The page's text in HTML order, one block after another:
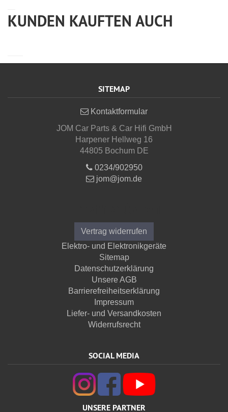
KUNDEN KAUFTEN AUCH
SITEMAP
Kontaktformular
JOM Car Parts & Car Hifi GmbH
Harpener Hellweg 16
44805 Bochum DE
0234/902950
jom@jom.de
Vertrag widerrufen
Elektro- und Elektronikgeräte
Sitemap
Datenschutzerklärung
Unsere AGB
Barrierefreiheitserklärung
Impressum
Liefer- und Versandkosten
Widerrufsrecht
SOCIAL MEDIA
UNSERE PARTNER